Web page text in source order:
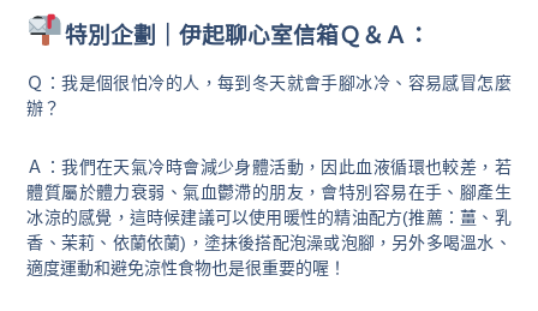
特別企劃｜伊起聊心室信箱Ｑ＆Ａ：
Ｑ：我是個很怕冷的人，每到冬天就會手腳冰冷、容易感冒怎麼
辦？
Ａ：我們在天氣冷時會減少身體活動，因此血液循環也較差，若
體質屬於體力衰弱、氣血鬱滯的朋友，會特別容易在手、腳產生
冰涼的感覺，這時候建議可以使用暖性的精油配方(推薦：薑、乳
香、茉莉、依蘭依蘭)，塗抹後搭配泡澡或泡腳，另外多喝溫水、
適度運動和避免涼性食物也是很重要的喔！